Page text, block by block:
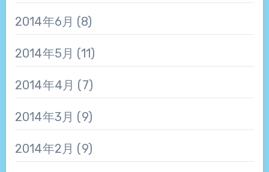
2014年6月 (8)
2014年5月 (11)
2014年4月 (7)
2014年3月 (9)
2014年2月 (9)